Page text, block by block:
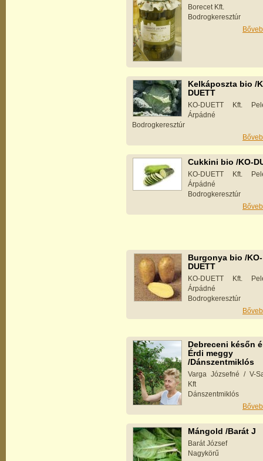
Borecet Kft.
Bodrogkeresztúr
Kelkáposzta bio /
DUETT
KO-DUETT Kft.
Árpádné
Bodrogkeresztúr
Cukkini bio /KO-
KO-DUETT Kft.
Árpádné
Bodrogkeresztúr
Burgonya bio /KO-
DUETT
KO-DUETT Kft.
Árpádné
Bodrogkeresztúr
Debreceni későn
Érdi meggy
/Dánszentmiklós
Varga Józsefné / V-
Kft
Dánszentmiklós
Mángold /Barát J
Barát József
Nagykörű